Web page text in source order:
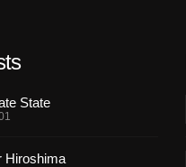
State
Hiroshima